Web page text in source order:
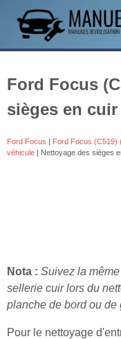
Ford Focus
sièges en
Ford Focus | Ford Focus (C519)
véhicule | Nettoyage des sièges
Nota : Suivez la
sellerie cuir lors du
planche de bord ou de
Pour le nettoyage